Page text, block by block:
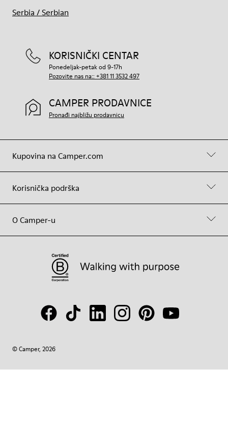
Kupovina na Camper.com
Korisnička podrška
O Camper-u
KORISNIČKI CENTAR
Ponedeljak-petak od 9-17h
Pozovite nas na:: +381 11 3532 497
CAMPER PRODAVNICE
Pronađi najbližu prodavnicu
© Camper, 2026
Serbia /Serbian